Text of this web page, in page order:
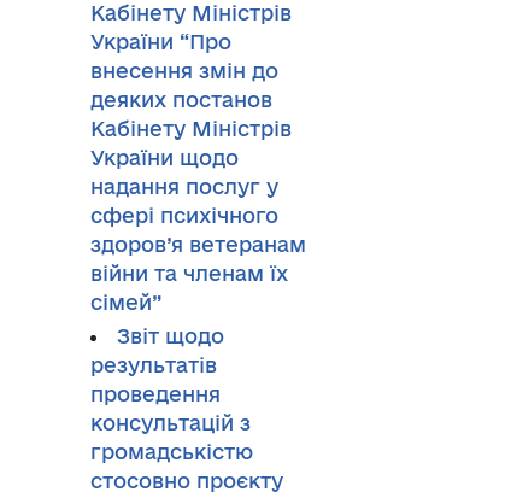
Кабінету Міністрів
України “Про
внесення змін до
деяких постанов
Кабінету Міністрів
України щодо
надання послуг у
сфері психічного
здоров’я ветеранам
війни та членам їх
сімей”
Звіт щодо
результатів
проведення
консультацій з
громадськістю
стосовно проєкту